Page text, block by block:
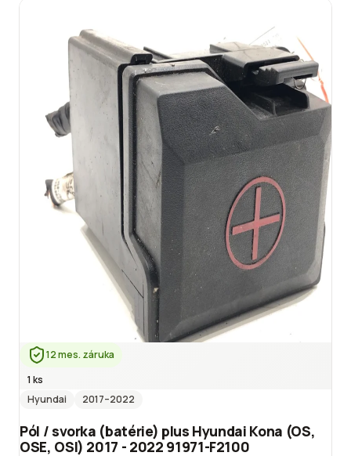
12 mes. záruka
1 ks
Hyundai
2017–2022
Pól / svorka (batérie) plus Hyundai Kona (OS,
OSE, OSI) 2017 - 2022 91971-F2100